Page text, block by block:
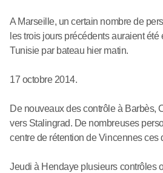
A Marseille, un certain nombre de
les trois jours précédents auraient
Tunisie par bateau hier matin.
17 octobre 2014.
De nouveaux des contrôle à Barbès,
vers Stalingrad. De nombreuses
centre de rétention de Vincennes ces
Jeudi à Hendaye plusieurs contrôles